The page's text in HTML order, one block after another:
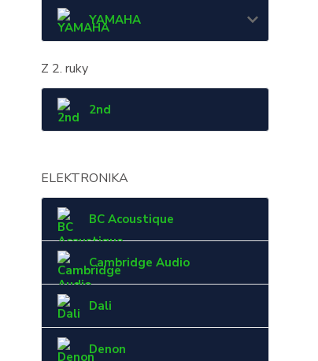
YAMAHA
Z 2. ruky
2nd
ELEKTRONIKA
BC Acoustique
Cambridge Audio
Dali
Denon